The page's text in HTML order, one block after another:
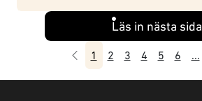
Läs in nästa sida
Föregående
1 2 3 4 5 6 ...